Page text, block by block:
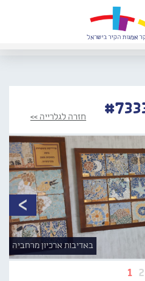
חזרה לגלרייה >>
1 2
באדיבות ארכיון מרחביה